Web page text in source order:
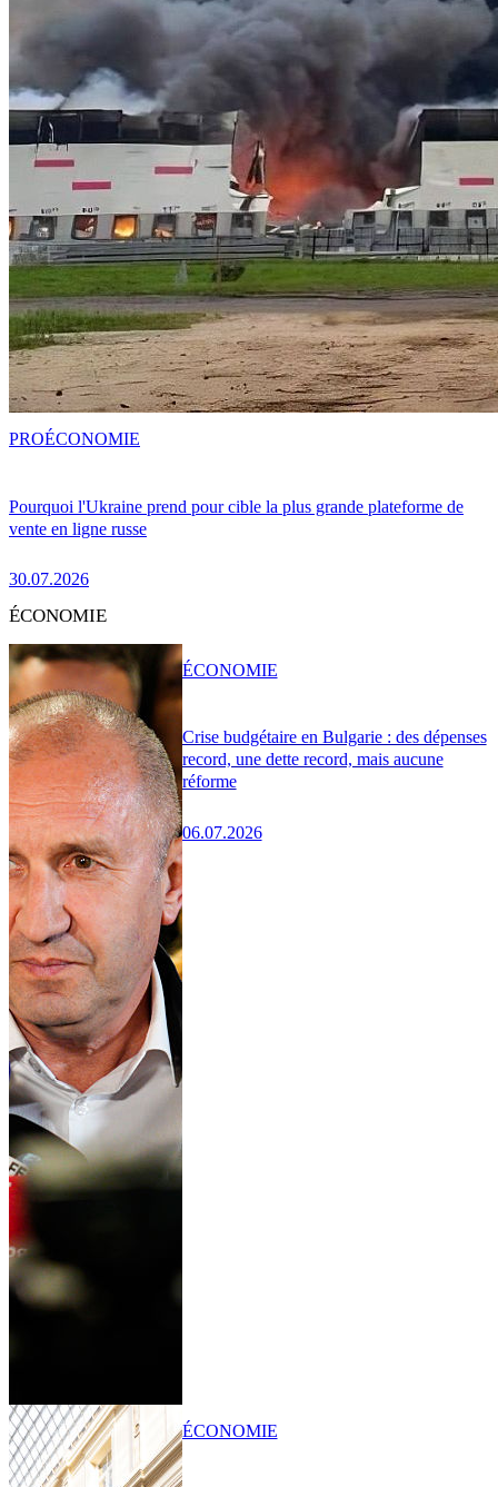
Pourquoi l'Ukraine prend pour cible la plus grande plateforme de
vente en ligne russe
30.07.2026
PROÉCONOMIE
ÉCONOMIE
Crise budgétaire en Bulgarie : des dépenses
record, une dette record, mais aucune
réforme
06.07.2026
ÉCONOMIE
ÉCONOMIE